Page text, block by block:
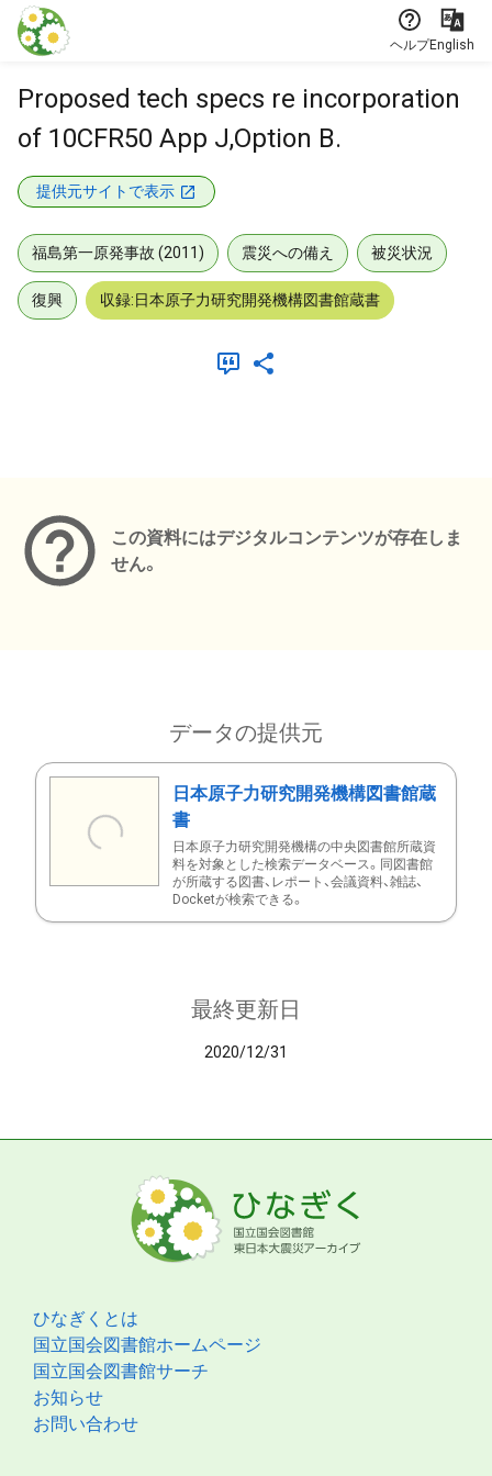
本文に飛ぶ
ヘルプEnglish
Proposed tech specs re incorporation
of 10CFR50 App J,Option B.
提供元サイトで表示
福島第一原発事故 (2011) 震災への備え 被災状況
復興 収録:日本原子力研究開発機構図書館蔵書
この資料にはデジタルコンテンツが存在しま
せん。
データの提供元
日本原子力研究開発機構図書館蔵
書
日本原子力研究開発機構の中央図書館所蔵資
料を対象とした検索データベース。同図書館
が所蔵する図書、レポート、会議資料、雑誌、
Docketが検索できる。
最終更新日
2020/12/31
ひなぎくとは
国立国会図書館ホームページ
国立国会図書館サーチ
お知らせ
お問い合わせ